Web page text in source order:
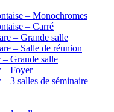
– Monochromes
– Carré
– Grande salle
– Salle de réunion
Grande salle
– Foyer
3 salles de séminaire